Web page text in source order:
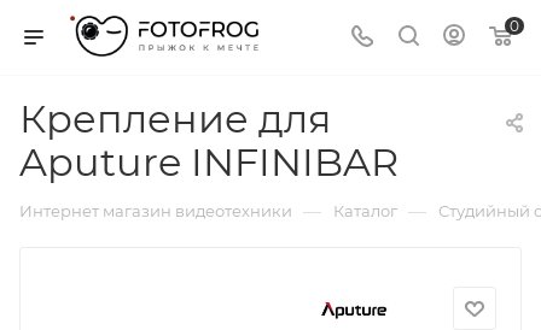
0
Крепление для
Aputure INFINIBAR
Интернет магазин видеотехники — Каталог — Студийный